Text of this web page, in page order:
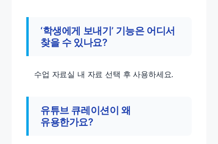
‘학생에게 보내기’ 기능은 어디서
찾을 수 있나요?
수업 자료실 내 자료 선택 후 사용하세요.
유튜브 큐레이션이 왜
유용한가요?